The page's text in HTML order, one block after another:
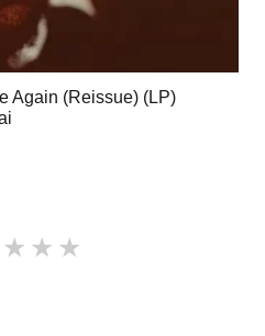
Again (Reissue) (LP)